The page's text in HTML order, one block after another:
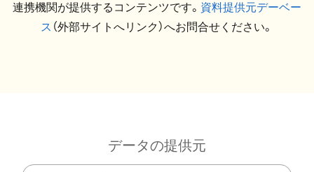
連携機関が提供するコンテンツです。 資料提供元デーベー
ス （外部サイトへリンク）へお問合せください。
データの提供元